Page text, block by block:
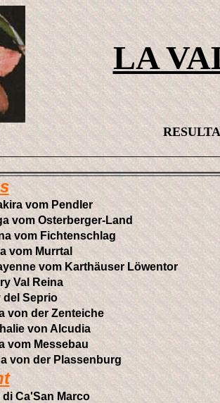
LA
vom Pendler
vom Osterberger-Land
vom Fichtenschlag
vom Murrtal
vom Karthäuser Löwentor
Val Reina
del Seprio
von der Zenteiche
von Alcudia
vom Messebau
von der Plassenburg
di Ca'San Marco